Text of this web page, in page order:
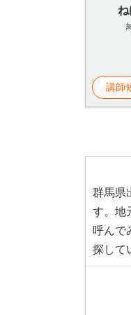
講師
群馬県
す。地
呼んで
探して